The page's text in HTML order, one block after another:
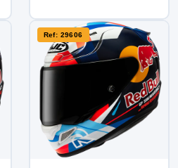
Ref: 29606